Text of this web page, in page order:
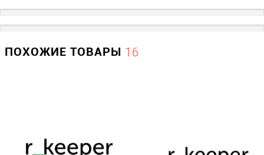
ПОХОЖИЕ ТОВАРЫ 16